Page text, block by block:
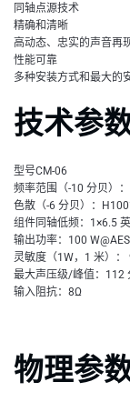
同轴点源技术
精确和清晰
高动态、忠实的声音再
性能可靠
多种安装方式和最大的
技术参
型号CM-06
频率范围（-10 分贝）
色散（-6 分贝）：
组件同轴低频：1×6.5
输出功率：100
灵敏度（1W，1 米）：
最大声压级/峰值：112
输入阻抗：8Ω
物理参